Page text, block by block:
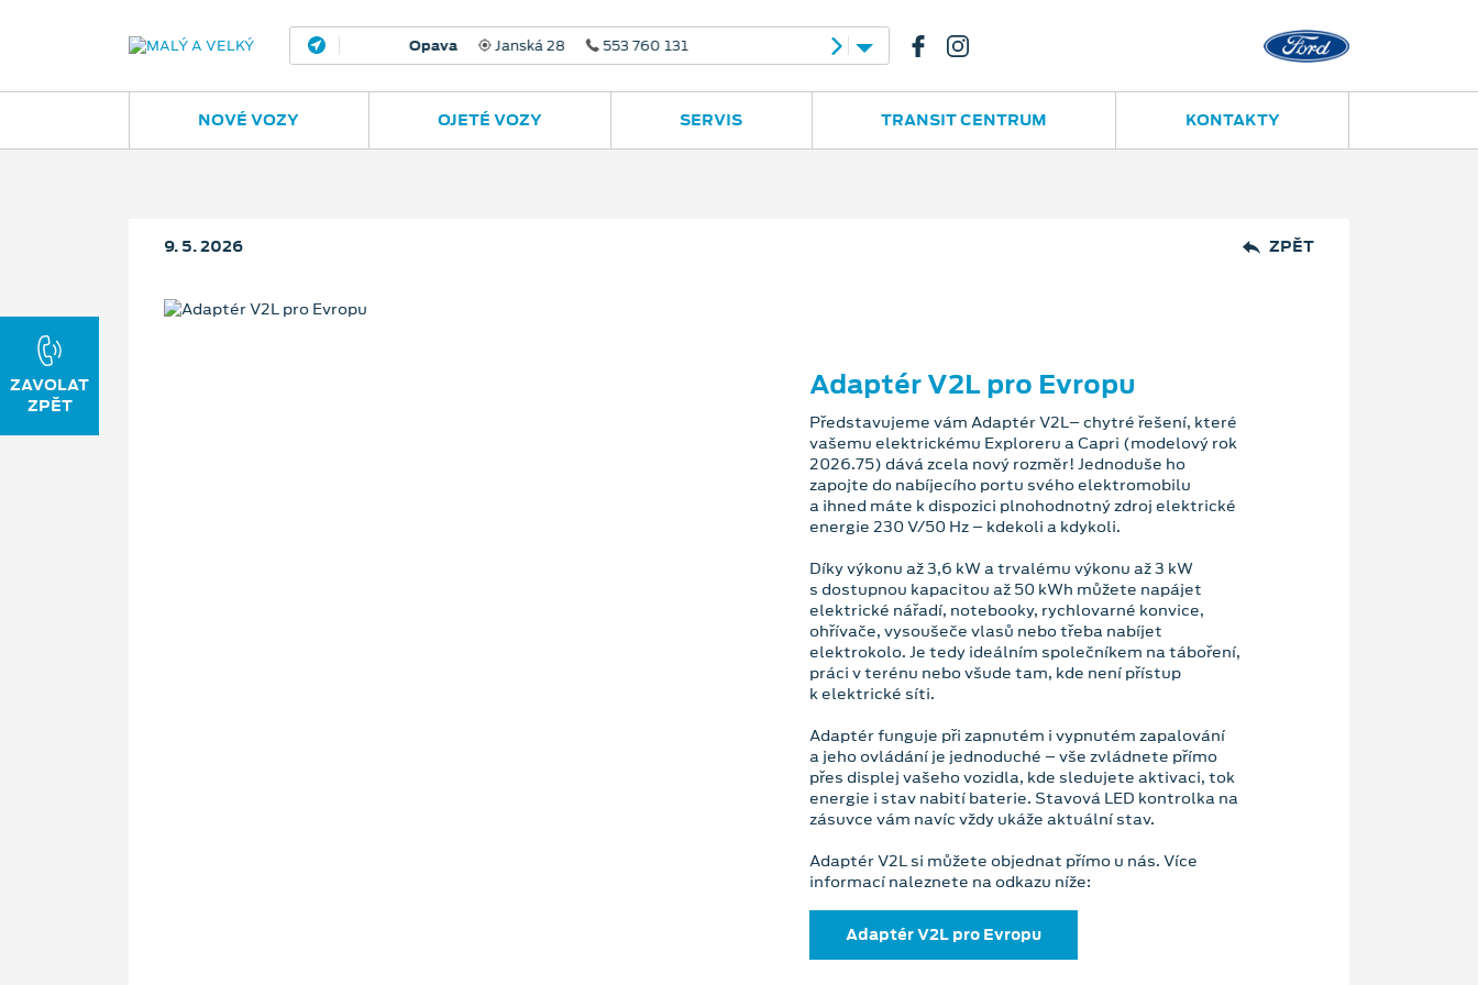
Janská 28 553 760 131 Ostrava - Vítkovice
NOVÉ VOZY OJETÉ VOZY SERVIS TRANSIT CENTRUM KONTAKTY
9. 5. 2026 ZPĚT
Adaptér V2L pro Evropu
Představujeme vám Adaptér V2L– chytré řešení, které
vašemu elektrickému Exploreru a Capri (modelový rok
2026.75) dává zcela nový rozměr! Jednoduše ho
zapojte do nabíjecího portu svého elektromobilu
a ihned máte k dispozici plnohodnotný zdroj elektrické
energie 230 V/50 Hz – kdekoli a kdykoli.
Díky výkonu až 3,6 kW a trvalému výkonu až 3 kW
s dostupnou kapacitou až 50 kWh můžete napájet
elektrické nářadí, notebooky, rychlovarné konvice,
ohřívače, vysoušeče vlasů nebo třeba nabíjet
elektrokolo. Je tedy ideálním společníkem na táboření,
práci v terénu nebo všude tam, kde není přístup
k elektrické síti.
Adaptér funguje při zapnutém i vypnutém zapalování
a jeho ovládání je jednoduché – vše zvládnete přímo
přes displej vašeho vozidla, kde sledujete aktivaci, tok
energie i stav nabití baterie. Stavová LED kontrolka na
zásuvce vám navíc vždy ukáže aktuální stav.
Adaptér V2L si můžete objednat přímo u nás. Více
informací naleznete na odkazu níže:
Adaptér V2L pro Evropu